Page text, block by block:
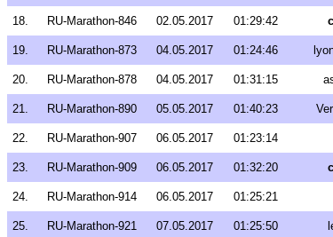
18. RU-Marathon-846 02.05.2017 01:29:42
19. RU-Marathon-873 04.05.2017 01:24:46
20. RU-Marathon-878 04.05.2017 01:31:15
21. RU-Marathon-890 05.05.2017 01:40:23
22. RU-Marathon-907 06.05.2017 01:23:14
23. RU-Marathon-909 06.05.2017 01:32:20
24. RU-Marathon-914 06.05.2017 01:25:21
25. RU-Marathon-921 07.05.2017 01:25:50